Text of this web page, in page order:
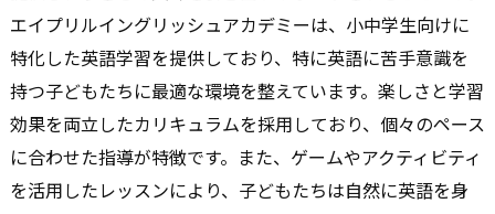
エイプリルイングリッシュアカデミーは、小中学生向けに
特化した英語学習を提供しており、特に英語に苦手意識を
持つ子どもたちに最適な環境を整えています。楽しさと学習
効果を両立したカリキュラムを採用しており、個々のペース
に合わせた指導が特徴です。また、ゲームやアクティビティ
を活用したレッスンにより、子どもたちは自然に英語を身